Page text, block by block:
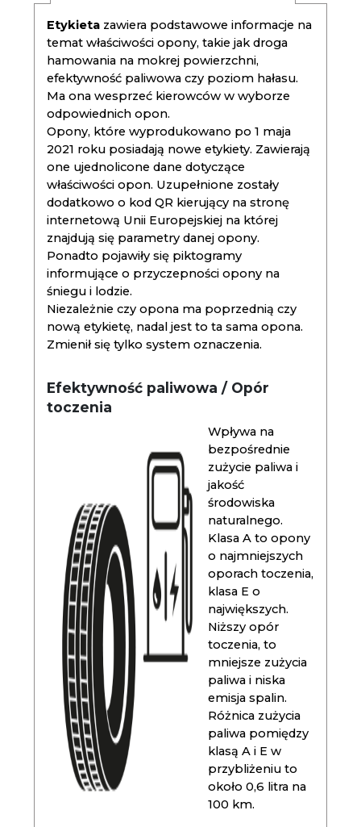
Etykieta zawiera podstawowe informacje na
temat właściwości opony, takie jak droga
hamowania na mokrej powierzchni,
efektywność paliwowa czy poziom hałasu.
Ma ona wesprzeć kierowców w wyborze
odpowiednich opon.
Opony, które wyprodukowano po 1 maja
2021 roku posiadają nowe etykiety. Zawierają
one ujednolicone dane dotyczące
właściwości opon. Uzupełnione zostały
dodatkowo o kod QR kierujący na stronę
internetową Unii Europejskiej na której
znajdują się parametry danej opony.
Ponadto pojawiły się piktogramy
informujące o przyczepności opony na
śniegu i lodzie.
Niezależnie czy opona ma poprzednią czy
nową etykietę, nadal jest to ta sama opona.
Zmienił się tylko system oznaczenia.
Efektywność paliwowa / Opór
toczenia
Wpływa na
bezpośrednie
zużycie paliwa i
jakość
środowiska
naturalnego.
Klasa A to opony
o najmniejszych
oporach toczenia,
klasa E o
największych.
Niższy opór
toczenia, to
mniejsze zużycia
paliwa i niska
emisja spalin.
Różnica zużycia
paliwa pomiędzy
klasą A i E w
przybliżeniu to
około 0,6 litra na
100 km.